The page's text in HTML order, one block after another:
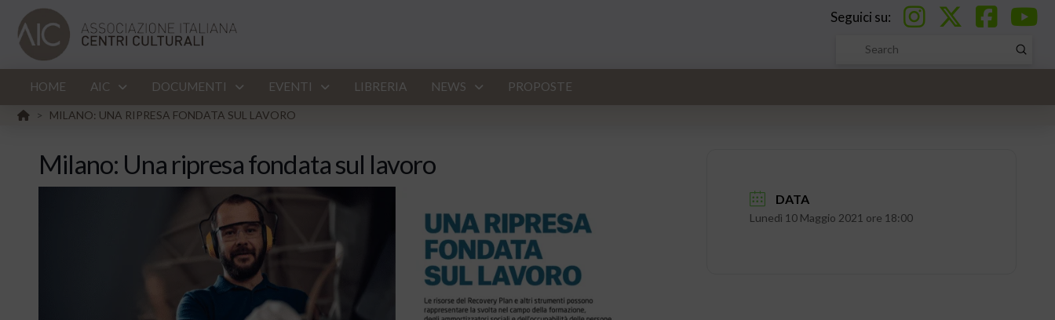
Seguici su:
Search
Submit
HOME AIC DOCUMENTI EVENTI LIBRERIA NEWS PROPOSTE
HOME
> MILANO: UNA RIPRESA FONDATA SUL LAVORO
Milano: Una ripresa fondata sul lavoro
DATA
Lunedì 10 Maggio 2021 ore 18:00